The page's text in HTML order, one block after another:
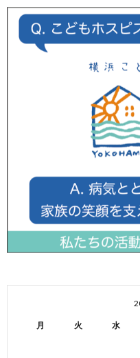
月 火 水